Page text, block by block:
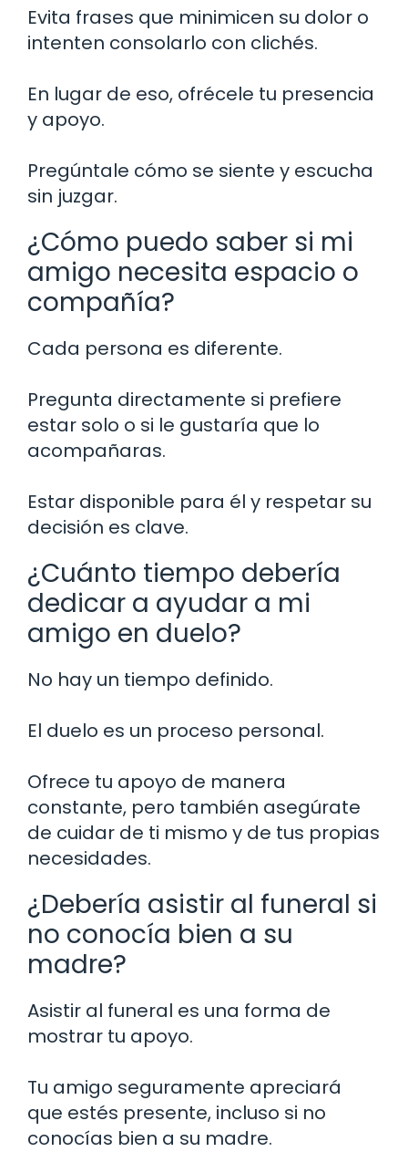
Evita frases que minimicen su dolor o
intenten consolarlo con clichés.
En lugar de eso, ofrécele tu presencia
y apoyo.
Pregúntale cómo se siente y escucha
sin juzgar.
¿Cómo puedo saber si mi
amigo necesita espacio o
compañía?
Cada persona es diferente.
Pregunta directamente si prefiere
estar solo o si le gustaría que lo
acompañaras.
Estar disponible para él y respetar su
decisión es clave.
¿Cuánto tiempo debería
dedicar a ayudar a mi
amigo en duelo?
No hay un tiempo definido.
El duelo es un proceso personal.
Ofrece tu apoyo de manera
constante, pero también asegúrate
de cuidar de ti mismo y de tus propias
necesidades.
¿Debería asistir al funeral si
no conocía bien a su
madre?
Asistir al funeral es una forma de
mostrar tu apoyo.
Tu amigo seguramente apreciará
que estés presente, incluso si no
conocías bien a su madre.